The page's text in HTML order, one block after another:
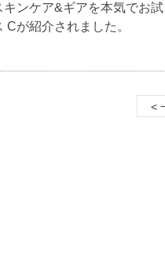
ンケア&ギアを本気でお
Cが紹介されました。
<